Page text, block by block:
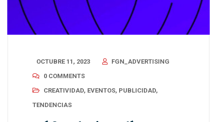
OCTUBRE 11, 2023
FGN_ADVERTISING
0 COMMENTS
CREATIVIDAD, EVENTOS, PUBLICIDAD,
TENDENCIAS